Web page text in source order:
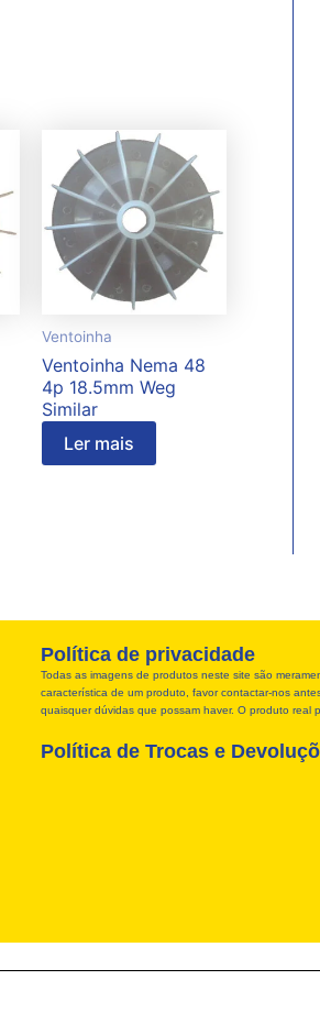
Ventoinha
Ventoinha Nema 48
4p 18.5mm Weg
Similar
Ler mais
Política de privacidade
Todas as imagens de produtos neste site são
característica de um produto, favor contactar-nos
quaisquer dúvidas que possam haver. O produto real
Política de Trocas e